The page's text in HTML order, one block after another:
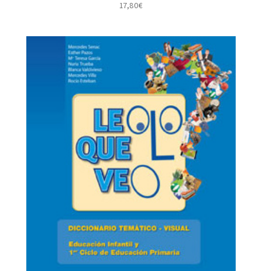
17,80€